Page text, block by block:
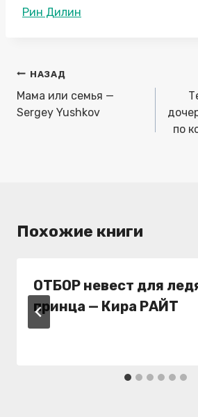
Метки
Рин Дилин
Навигация
по
записям
НАЗАД
Мама или семья —
Sergey Yushkov
по
Похожие книги
ОТБОР невест для
принца — Кира РАЙТ